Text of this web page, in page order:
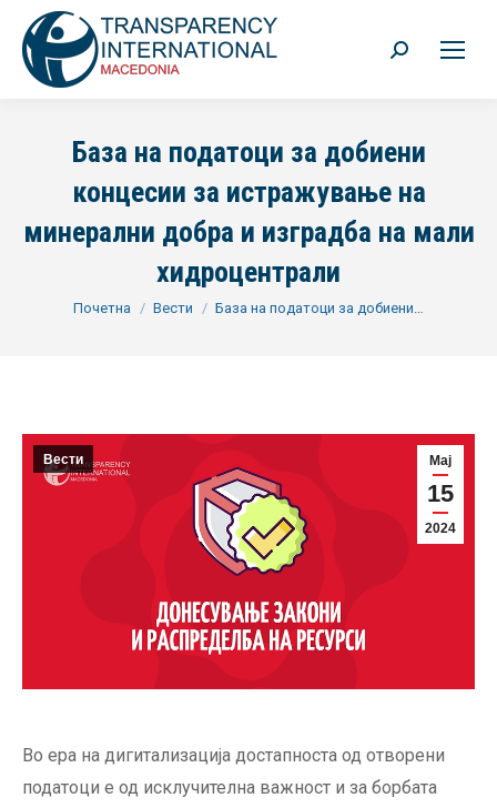
Search:
База на податоци за добиени
концесии за истражување на
минерални добра и изградба на мали
хидроцентрали
You are here:
Почетна Вести База на податоци за добиени…
Мај
15
2024
Вести
Во ера на дигитализација достапноста од отворени
податоци е од исклучителна важност и за борбата